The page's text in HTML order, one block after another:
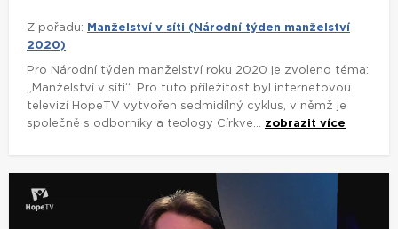
Z pořadu:
Manželství v síti (Národní týden manželství
2020)
Pro Národní týden manželství roku 2020 je zvoleno téma:
„Manželství v síti“. Pro tuto příležitost byl internetovou
televizí HopeTV vytvořen sedmidílný cyklus, v němž je
společně s odborníky a teology Církve... zobrazit více